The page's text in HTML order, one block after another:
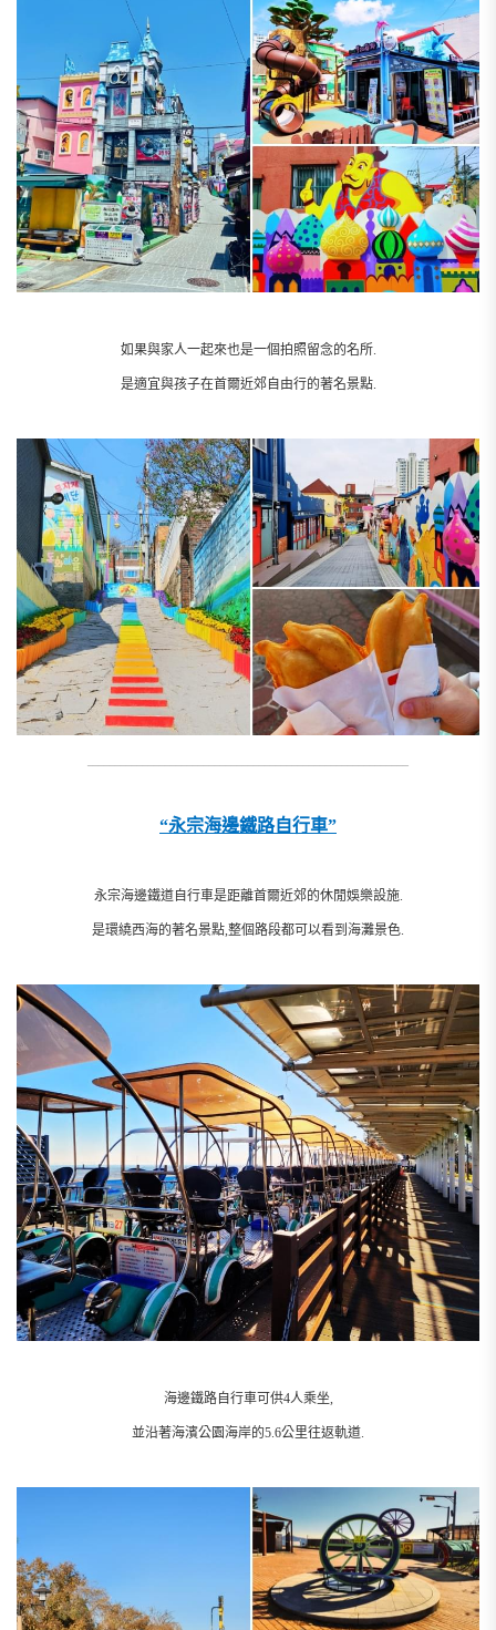
如果與家人一起來也是一個拍照留念的名所.
是適宜與孩子在首爾近郊自由行的著名景點.
“永宗海邊鐵路自行車”
永宗海邊鐵道自行車是距離首爾近郊的休閒娛樂設施.
是環繞西海的著名景點,整個路段都可以看到海灘景色.
海邊鐵路自行車可供4人乘坐,
並沿著海濱公園海岸的5.6公里往返軌道.